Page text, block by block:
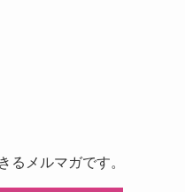
るメルマガです。